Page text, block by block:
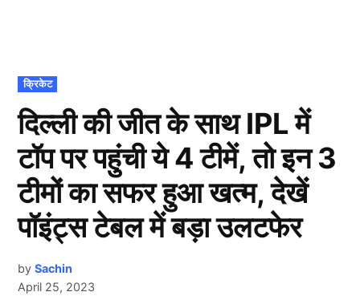
POSTED
IN
क्रिकेट
दिल्ली की जीत के साथ IPL में
टॉप पर पहुंची ये 4 टीमें, तो इन 3
टीमों का सफर हुआ खत्म, देखें
पॉइंट्स टेबल में बड़ा उलटफेर
by Sachin
April 25, 2023